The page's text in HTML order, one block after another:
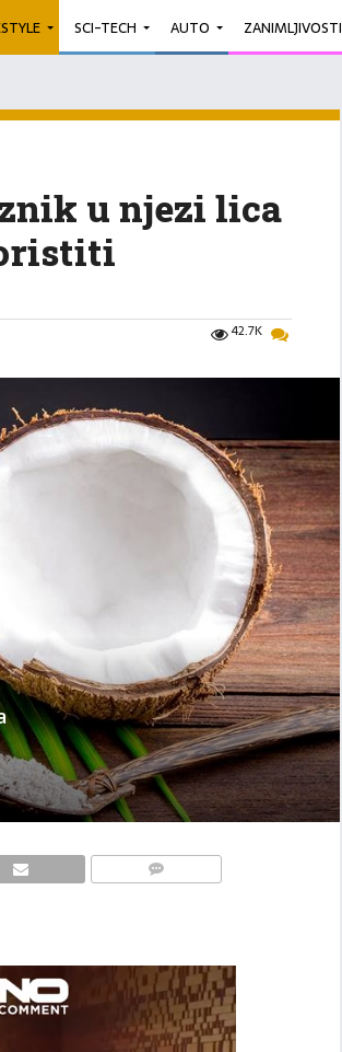
SCI-TECH AUTO ZANIMLJIVOSTI
u njezi lica
42.7K